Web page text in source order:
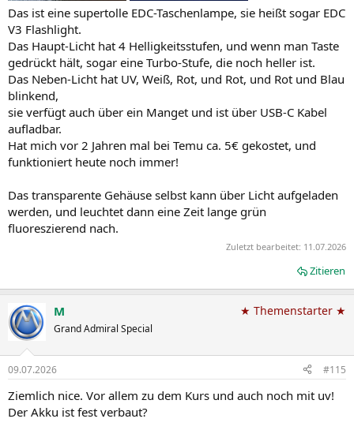
Das ist eine supertolle EDC-Taschenlampe, sie heißt sogar EDC
V3 Flashlight.
Das Haupt-Licht hat 4 Helligkeitsstufen, und wenn man Taste
gedrückt hält, sogar eine Turbo-Stufe, die noch heller ist.
Das Neben-Licht hat UV, Weiß, Rot, und Rot, und Rot und Blau
blinkend,
sie verfügt auch über ein Manget und ist über USB-C Kabel
aufladbar.
Hat mich vor 2 Jahren mal bei Temu ca. 5€ gekostet, und
funktioniert heute noch immer!
Das transparente Gehäuse selbst kann über Licht aufgeladen
werden, und leuchtet dann eine Zeit lange grün
fluoreszierend nach.
Zuletzt bearbeitet: 11.07.2026
Zitieren
M
Grand Admiral Special
★ Themenstarter ★
09.07.2026 #115
Ziemlich nice. Vor allem zu dem Kurs und auch noch mit uv!
Der Akku ist fest verbaut?